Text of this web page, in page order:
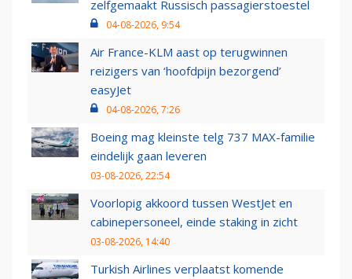
zelfgemaakt Russisch passagierstoestel
04-08-2026, 9:54
Air France-KLM aast op terugwinnen
reizigers van ‘hoofdpijn bezorgend’
easyJet
04-08-2026, 7:26
Boeing mag kleinste telg 737 MAX-familie
eindelijk gaan leveren
03-08-2026, 22:54
Voorlopig akkoord tussen WestJet en
cabinepersoneel, einde staking in zicht
03-08-2026, 14:40
Turkish Airlines verplaatst komende